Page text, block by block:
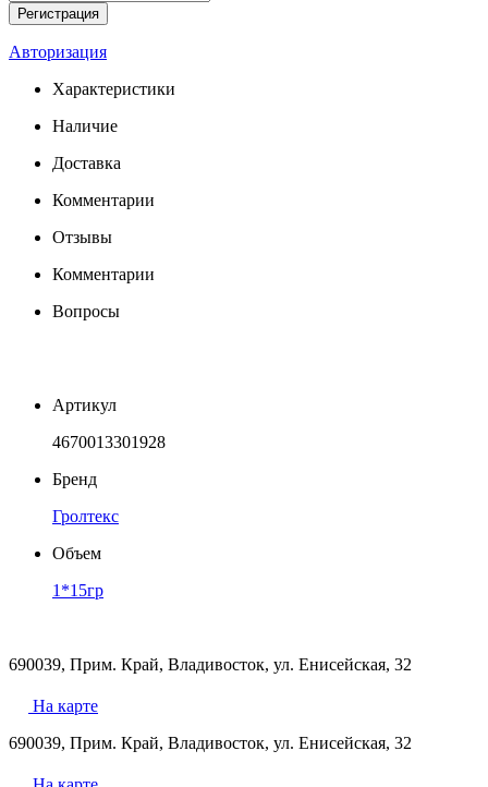
Авторизация
Характеристики
Наличие
Доставка
Комментарии
Отзывы
Комментарии
Вопросы
Артикул
4670013301928
Бренд
Гролтекс
Объем
1*15гр
690039, Прим. Край, Владивосток, ул. Енисейская, 32
На карте
690039, Прим. Край, Владивосток, ул. Енисейская, 32